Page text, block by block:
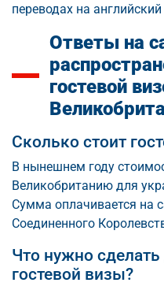
переводах на
Ответы на
гостевой
Сколько стоит
В нынешнем году
Великобританию для
Сумма оплачивается на
Соединенного
Что нужно
гостевой визы?